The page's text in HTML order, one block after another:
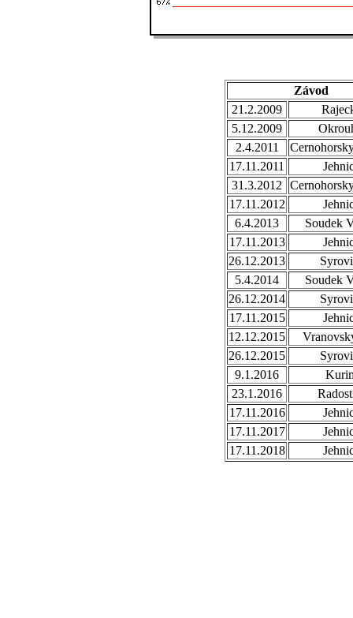
Závod
21.2.2009
5.12.2009
2.4.2011
17.11.2011
31.3.2012
17.11.2012
6.4.2013
Soudek
17.11.2013
26.12.2013
5.4.2014
Soudek
26.12.2014
17.11.2015
12.12.2015
26.12.2015
9.1.2016
23.1.2016
17.11.2016
17.11.2017
17.11.2018